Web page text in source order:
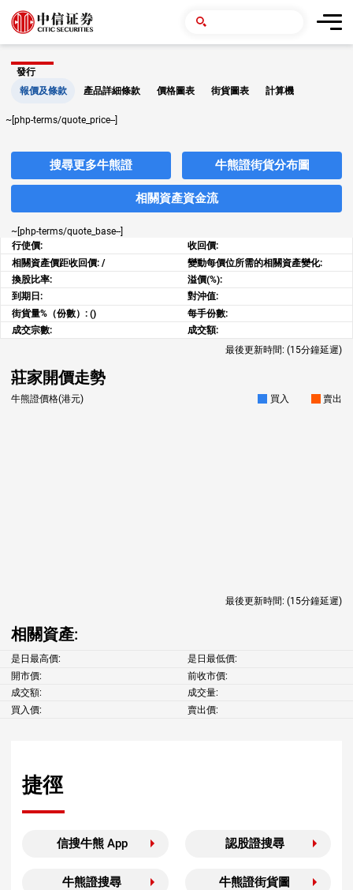
發行
報價及條款
產品詳細條款 價格圖表 街貨圖表 計算機
~[php-terms/quote_price--]
搜尋更多牛熊證 牛熊證街貨分布圖
相關資產資金流
~[php-terms/quote_base--]
行使價:
收回價:
相關資產價距收回價: /
變動每價位所需的相關資產變化:
換股比率:
溢價(%):
到期日:
對沖值:
街貨量%（份數）: ()
每手份數:
成交宗數:
成交額:
最後更新時間: (15分鐘延遲)
莊家開價走勢
牛熊證價格(港元) 買入 賣出
最後更新時間: (15分鐘延遲)
相關資產:
是日最高價:
是日最低價:
開市價:
前收市價:
成交額:
成交量:
買入價:
賣出價:
捷徑
信搜牛熊 App 認股證搜尋
牛熊證搜尋 牛熊證街貨圖